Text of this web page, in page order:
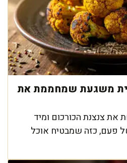
משגעת שמחממת את
את צנצנת הכורכום ומיד
פעם, כזה שמבטיח אוכל